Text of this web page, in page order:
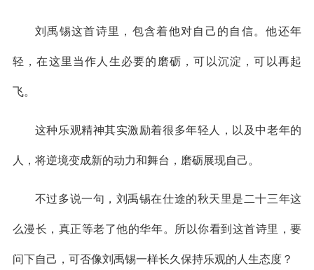
刘禹锡这首诗里，包含着他对自己的自信。他还年
轻，在这里当作人生必要的磨砺，可以沉淀，可以再起
飞。
这种乐观精神其实激励着很多年轻人，以及中老年的
人，将逆境变成新的动力和舞台，磨砺展现自己。
不过多说一句，刘禹锡在仕途的秋天里是二十三年这
么漫长，真正等老了他的华年。所以你看到这首诗里，要
问下自己，可否像刘禹锡一样长久保持乐观的人生态度？